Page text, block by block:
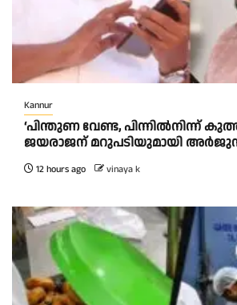
Kannur
‘പിന്തുണ വേണ്ട, പിന്നിൽനിന്ന്
ജയരാജന് മറുപടിയുമായി
12 hours ago vinaya k